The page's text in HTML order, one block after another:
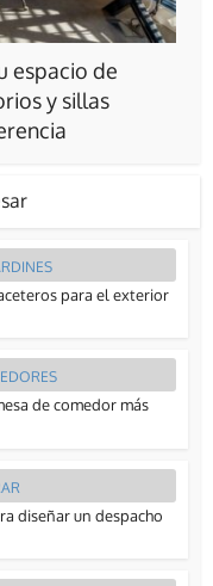
espacio de
y sillas
para el exterior
de comedor más
diseñar un despacho